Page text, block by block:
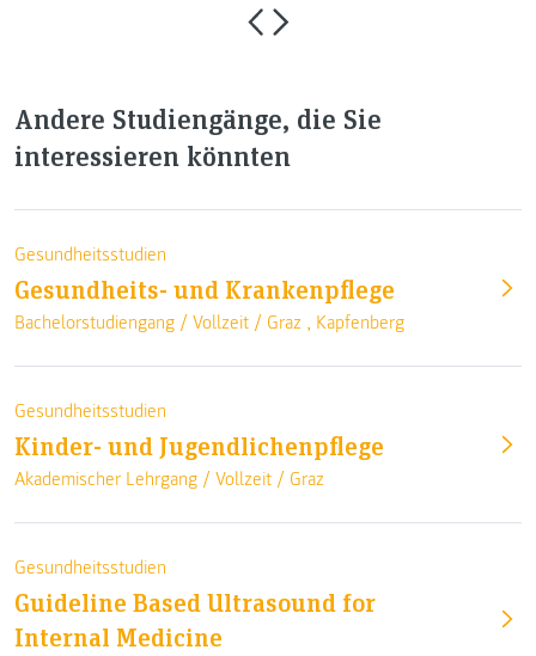
Andere Studiengänge, die Sie
interessieren könnten
Gesundheitsstudien
Gesundheits- und Krankenpflege
Bachelorstudiengang / Vollzeit / Graz , Kapfenberg
Gesundheitsstudien
Kinder- und Jugendlichenpflege
Akademischer Lehrgang / Vollzeit / Graz
Gesundheitsstudien
Guideline Based Ultrasound for
Internal Medicine